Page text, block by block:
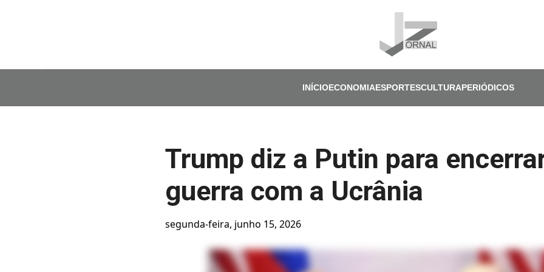
Pular para o conteúdo principal
Trump diz a Putin para
guerra com a Ucrânia
segunda-feira, junho 15, 2026
INÍCIOECONOMIAESPORTESCULTURAPERIÓDICOS